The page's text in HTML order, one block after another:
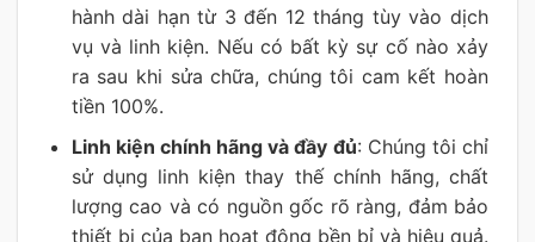
hành dài hạn từ 3 đến 12 tháng tùy vào dịch
vụ và linh kiện. Nếu có bất kỳ sự cố nào xảy
ra sau khi sửa chữa, chúng tôi cam kết hoàn
tiền 100%.
Linh kiện chính hãng và đầy đủ: Chúng tôi chỉ
sử dụng linh kiện thay thế chính hãng, chất
lượng cao và có nguồn gốc rõ ràng, đảm bảo
thiết bị của bạn hoạt động bền bỉ và hiệu quả.